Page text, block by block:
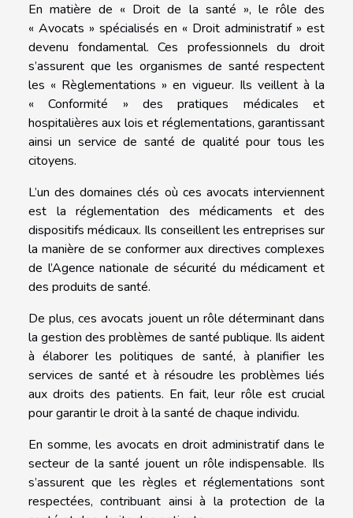
En matière de « Droit de la santé », le rôle des
« Avocats » spécialisés en « Droit administratif » est
devenu fondamental. Ces professionnels du droit
s’assurent que les organismes de santé respectent
les « Règlementations » en vigueur. Ils veillent à la
« Conformité » des pratiques médicales et
hospitalières aux lois et réglementations, garantissant
ainsi un service de santé de qualité pour tous les
citoyens.
L’un des domaines clés où ces avocats interviennent
est la réglementation des médicaments et des
dispositifs médicaux. Ils conseillent les entreprises sur
la manière de se conformer aux directives complexes
de l’Agence nationale de sécurité du médicament et
des produits de santé.
De plus, ces avocats jouent un rôle déterminant dans
la gestion des problèmes de santé publique. Ils aident
à élaborer les politiques de santé, à planifier les
services de santé et à résoudre les problèmes liés
aux droits des patients. En fait, leur rôle est crucial
pour garantir le droit à la santé de chaque individu.
En somme, les avocats en droit administratif dans le
secteur de la santé jouent un rôle indispensable. Ils
s’assurent que les règles et réglementations sont
respectées, contribuant ainsi à la protection de la